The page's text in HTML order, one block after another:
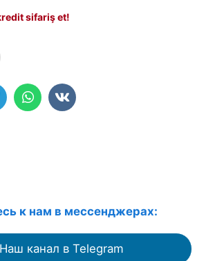
sifariş et!
к нам в мессенджерах:
Наш канал в Telegram